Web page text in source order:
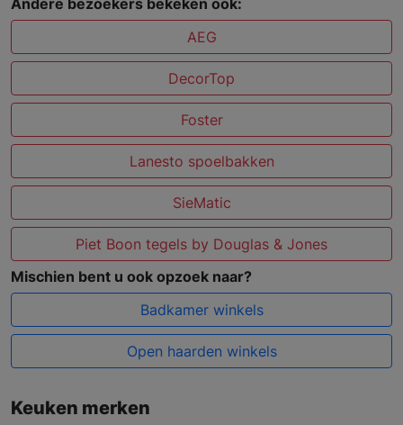
Andere bezoekers bekeken ook:
AEG
DecorTop
Foster
Lanesto spoelbakken
SieMatic
Piet Boon tegels by Douglas & Jones
Mischien bent u ook opzoek naar?
Badkamer winkels
Open haarden winkels
Keuken merken